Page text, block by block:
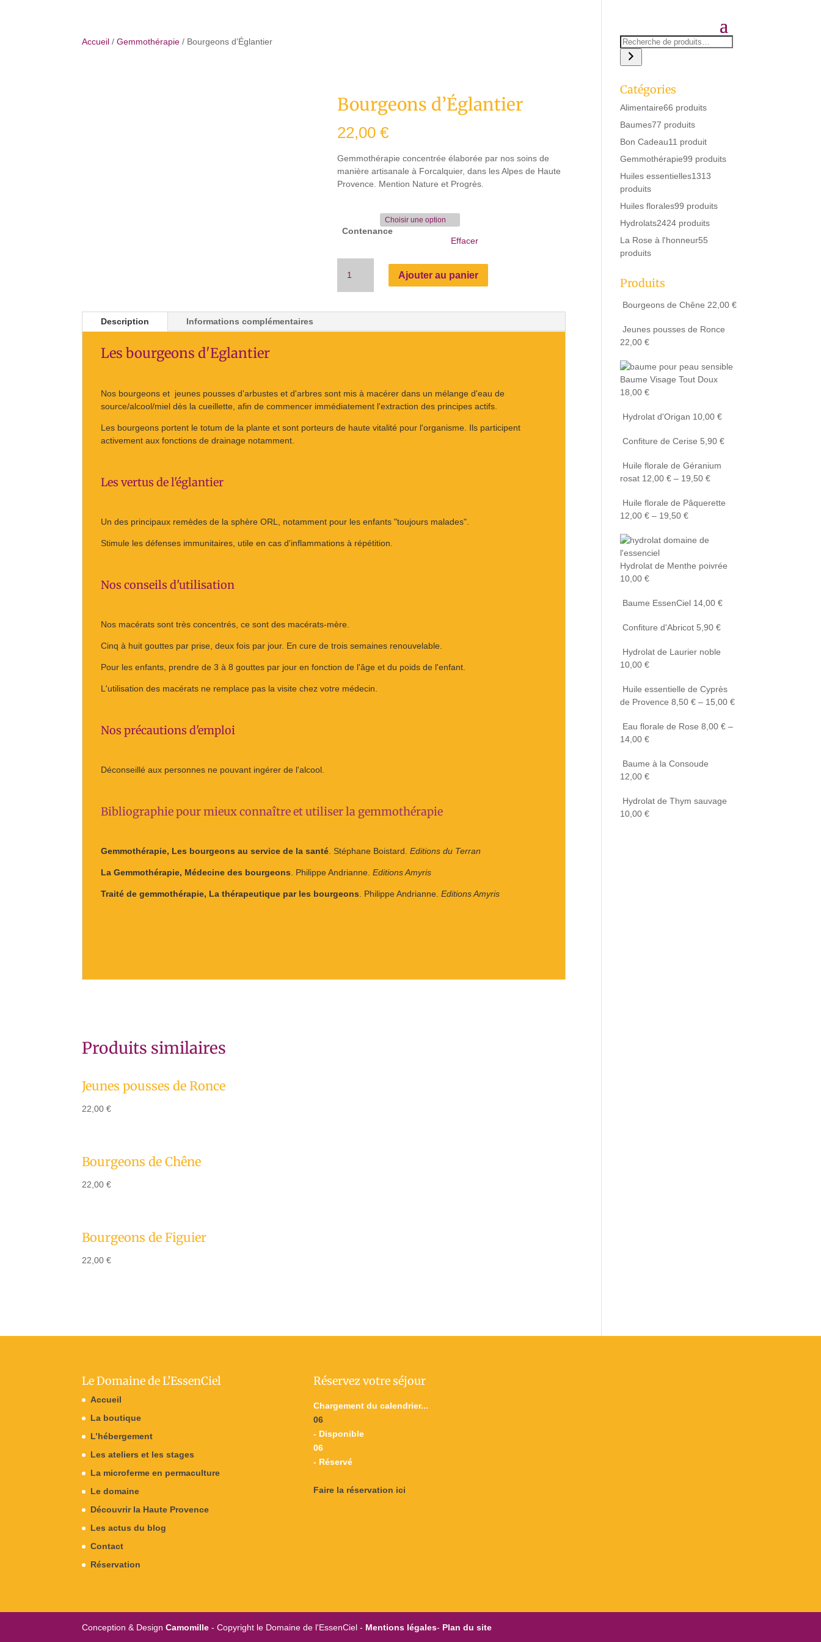
Accueil /Gemmothérapie / Bourgeons d’Églantier
Bourgeons d’Églantier
22,00 €
Gemmothérapie concentrée élaborée par nos soins de
manière artisanale à Forcalquier, dans les Alpes de Haute
Provence. Mention Nature et Progrès.
Contenance
Effacer
Ajouter au panier
Description Informations complémentaires
Les bourgeons d'Eglantier
Nos bourgeons et jeunes pousses d'arbustes et d'arbres sont mis à macérer dans un mélange d'eau de
source/alcool/miel dès la cueillette, afin de commencer immédiatement l'extraction des principes actifs.
Les bourgeons portent le totum de la plante et sont porteurs de haute vitalité pour l'organisme. Ils participent
activement aux fonctions de drainage notamment.
Les vertus de l'églantier
Un des principaux remèdes de la sphère ORL, notamment pour les enfants "toujours malades".
Stimule les défenses immunitaires, utile en cas d'inflammations à répétition.
Nos conseils d'utilisation
Nos macérats sont très concentrés, ce sont des macérats-mère.
Cinq à huit gouttes par prise, deux fois par jour. En cure de trois semaines renouvelable.
Pour les enfants, prendre de 3 à 8 gouttes par jour en fonction de l'âge et du poids de l'enfant.
L'utilisation des macérats ne remplace pas la visite chez votre médecin.
Nos précautions d'emploi
Déconseillé aux personnes ne pouvant ingérer de l'alcool.
Bibliographie pour mieux connaître et utiliser la gemmothérapie
Gemmothérapie, Les bourgeons au service de la santé . Stéphane Boistard.Editions du Terran
La Gemmothérapie, Médecine des bourgeons . Philippe Andrianne.Editions Amyris
Traité de gemmothérapie, La thérapeutique par les bourgeons . Philippe Andrianne.Editions Amyris
Produits similaires
Jeunes pousses de Ronce
22,00€
Bourgeons de Chêne
22,00€
Bourgeons de Figuier
22,00€
Catégories
Alimentaire66 produits
Baumes77 produits
Bon Cadeau11 produit
Gemmothérapie99 produits
Huiles essentielles1313
produits
Huiles florales99 produits
Hydrolats2424 produits
La Rose à l'honneur55
produits
Produits
Bourgeons de Chêne 22,00€
Jeunes pousses de Ronce
22,00€
Baume Visage Tout Doux
18,00€
Hydrolat d'Origan 10,00€
Confiture de Cerise 5,90€
Huile florale de Géranium
rosat 12,00€ – 19,50€
Huile florale de Pâquerette
12,00€ – 19,50€
Hydrolat de Menthe poivrée
10,00€
Baume EssenCiel 14,00€
Confiture d'Abricot 5,90€
Hydrolat de Laurier noble
10,00€
Huile essentielle de Cyprès
de Provence 8,50€ – 15,00€
Eau florale de Rose 8,00€ –
14,00€
Baume à la Consoude
12,00€
Hydrolat de Thym sauvage
10,00€
Le Domaine de L’EssenCiel
Accueil
La boutique
L’hébergement
Les ateliers et les stages
La microferme en permaculture
Le domaine
Découvrir la Haute Provence
Les actus du blog
Contact
Réservation
Réservez votre séjour
Chargement du calendrier...
06
- Disponible
06
- Réservé
Faire la réservation ici
Conception & DesignCamomille - Copyright le Domaine de l'EssenCiel - Mentions légales- Plan du site